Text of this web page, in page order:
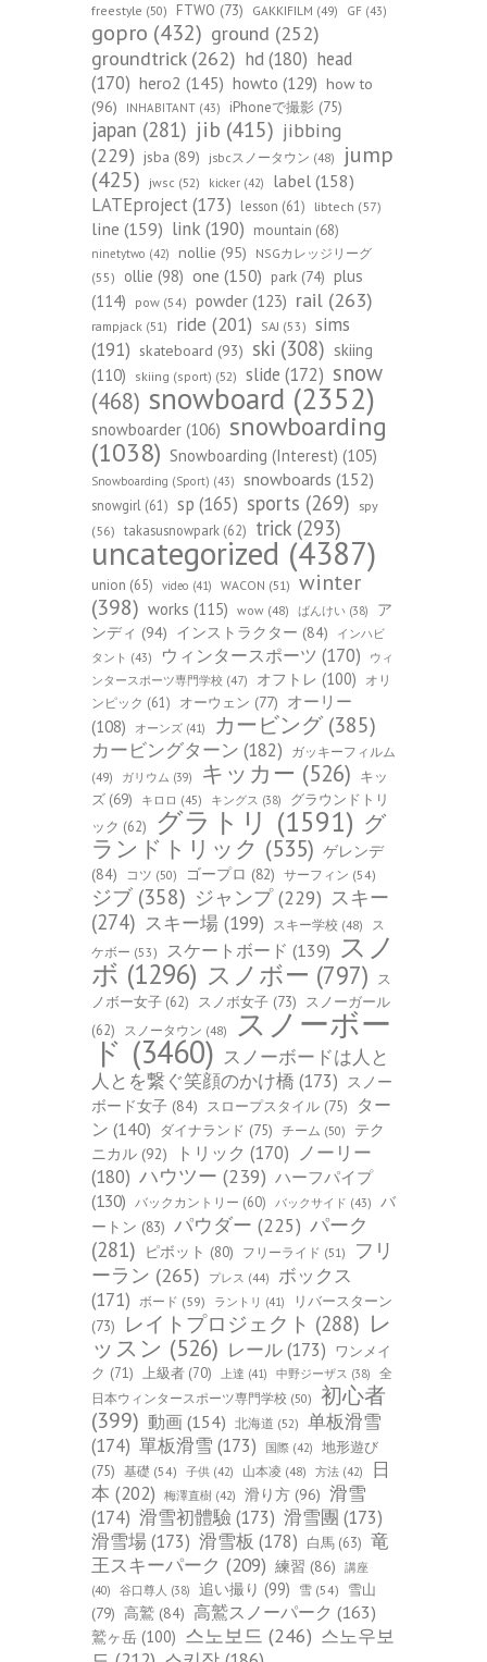
freestyle (50) FTWO (73) GAKKIFILM (49) GF (43)
gopro (432) ground (252)
groundtrick(262) hd(180) head
(170) hero2 (145) howto (129) how to
(96)
INHABITANT (43) iPhoneで撮影 (75)
japan (281) jib (415) jibbing
(229) jsba (89) jsbcスノータウン (48)
jump
(425)
jwsc (52) kicker (42) label (158)
LATEproject(173) lesson (61) libtech (57)
line (159) link (190) mountain (68)
ninetytwo (42) nollie (95)
NSGカレッジリーグ
(55)
ollie (98) one (150) park (74) plus
(114)
pow (54) powder (123) rail (263)
rampjack (51) ride (201) SAJ (53) sims
(191) skateboard (93) ski (308) skiing
(110)
skiing (sport) (52) slide (172) snow
(468) snowboard (2352)
snowboarder (106) snowboarding
(1038) Snowboarding (Interest) (105)
Snowboarding (Sport) (43) snowboards (152)
snowgirl (61) sp (165) sports (269)
spy
(56) takasusnowpark (62) trick (293)
uncategorized (4387)
union (65) video (41) WACON (51) winter
(398) works (115) wow (48) ばんけい (38)
ア
ンディ (94) インストラクター (84)
インハビ
タント (43) ウィンタースポーツ (170)
ウィ
ンタースポーツ専門学校 (47) オフトレ (100)
オリ
ンピック (61) オーウェン (77) オーリー
(108)
オーンズ (41) カービング (385)
カービングターン (182)
ガッキーフィルム
(49)
ガリウム (39) キッカー (526) キッ
ズ (69) キロロ (45) キングス (38)
グラウンドトリ
ック (62) グラトリ (1591) グ
ランドトリック (535) ゲレンデ
(84)
コツ (50) ゴープロ (82) サーフィン (54)
ジブ (358) ジャンプ(229) スキー
(274) スキー場 (199) スキー学校 (48)
ス
ケボー (53) スケートボード (139) スノ
ボ (1296) スノボー (797)
ス
ノボー女子 (62) スノボ女子 (73)
スノーガール
(62)
スノータウン (48) スノーボー
ド (3460) スノーボードは人と
人とを繋ぐ笑顔のかけ橋 (173) スノー
ボード女子 (84) スロープスタイル (75)
ター
ン (140) ダイナランド (75) チーム (50)
テク
ニカル (92) トリック (170) ノーリー
(180) ハウツー (239) ハーフパイプ
(130)
バックカントリー (60) バックサイド (43)
バ
ートン (83) パウダー (225) パーク
(281)
ピボット (80) フリーライド (51)
フリ
ーラン (265) プレス (44)
ボックス
(171)
ボード (59) ラントリ (41)
リバースターン
(73)
レイトプロジェクト (288) レ
ッスン (526) レール(173) ワンメイ
ク (71) 上級者 (70) 上達 (41) 中野ジーザス (38)
全
日本ウィンタースポーツ専門学校 (50) 初心者
(399) 動画 (154) 北海道 (52) 单板滑雪
(174) 單板滑雪 (173) 国際 (42)
地形遊び
(75) 基礎 (54) 子供 (42) 山本凌 (48) 方法 (42)
日
本 (202) 梅澤直樹 (42) 滑り方 (96) 滑雪
(174) 滑雪初體驗 (173) 滑雪團 (173)
滑雪場(173) 滑雪板 (178) 白馬 (63) 竜
王スキーパーク (209) 練習 (86)
講座
(40)
谷口尊人 (38) 追い撮り (99) 雪 (54)
雪山
(79) 高鷲 (84) 高鷲スノーパーク (163)
鷲ヶ岳 (100) 스노보드 (246) 스노우보